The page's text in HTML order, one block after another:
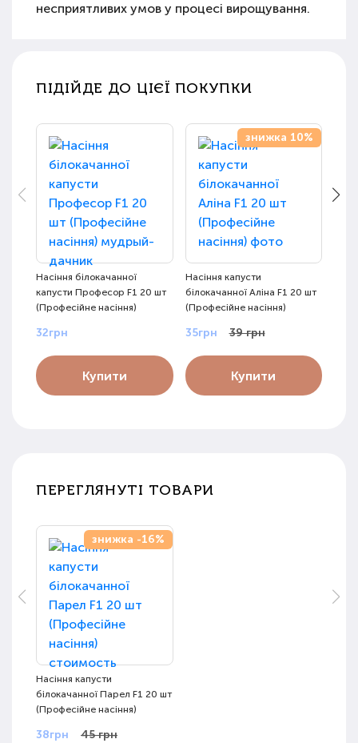
несприятливих умов у процесі вирощування.
ПІДІЙДЕ ДО ЦІЄЇ ПОКУПКИ
Насіння білокачанної
капусти Професор F1 20 шт
(Професійне насіння)
32грн
Купити
знижка 10%
Насіння капусти
білокачанної Аліна F1 20 шт
(Професійне насіння)
35грн 39 грн
Купити
ПЕРЕГЛЯНУТІ ТОВАРИ
знижка -16%
Насіння капусти
білокачанної Парел F1 20 шт
(Професійне насіння)
38грн 45 грн